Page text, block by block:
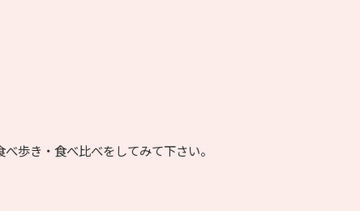
歩き・食べ比べをしてみて下さい。